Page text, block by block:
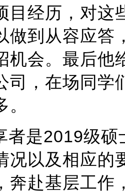
目经历，对这
做到从容应答
机会。最后他
司，在场同学
者是2019级硕
况以及相应的
奔赴基层工作